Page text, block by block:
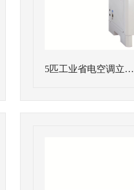
5匹工业省电空调立…